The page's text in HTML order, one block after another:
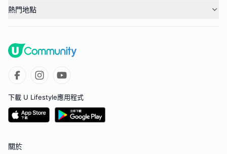
熱門地點
下載 U Lifestyle應用程式
關於